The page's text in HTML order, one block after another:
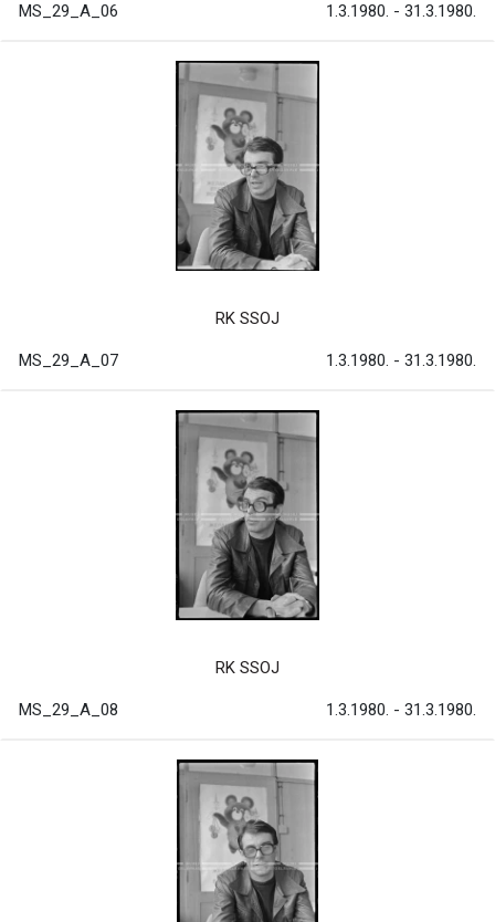
MS_29_A_06 1.3.1980. - 31.3.1980.
RK SSOJ
MS_29_A_07 1.3.1980. - 31.3.1980.
RK SSOJ
MS_29_A_08 1.3.1980. - 31.3.1980.